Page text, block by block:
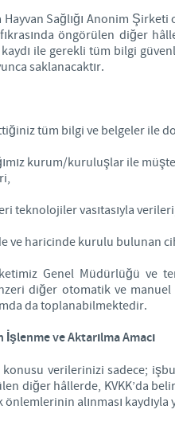
Hayvan Sağlığı Anonim
öngörülen diğer
ile gerekli tüm bilgi
saklanacaktır.
tüm bilgi ve belgeler ile
kurum/kuruluşlar ile
teknolojiler vasıtasıyla
ve haricinde kurulu bulunan
Genel Müdürlüğü ve
diğer otomatik ve
da toplanabilmektedir.
ve Aktarılma Amacı
verilerinizi sadece;
diğer hâllerde, KVKK’da
alınması kaydıyla